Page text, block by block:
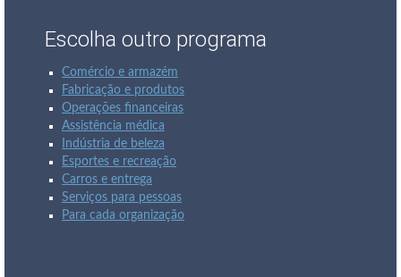
Escolha outro programa
Comércio e armazém
Fabricação e produtos
Operações financeiras
Assistência médica
Indústria de beleza
Esportes e recreação
Carros e entrega
Serviços para pessoas
Para cada organização